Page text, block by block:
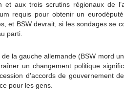
aux trois scrutins régionaux de
requis pour obtenir un
et BSW devrait, si les sondages se
parti.
la gauche allemande (BSW mord
un changement politique
d’accords de gouvernement
pour les gens.